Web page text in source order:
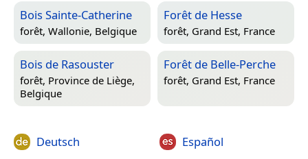
Bois Sainte-Catherine
forêt, Wallonie, Belgique
Forêt de Hesse
forêt, Grand Est, France
Bois de Rasouster
forêt, Province de Liège,
Belgique
Forêt de Belle-Perche
forêt, Grand Est, France
Deutsch Español